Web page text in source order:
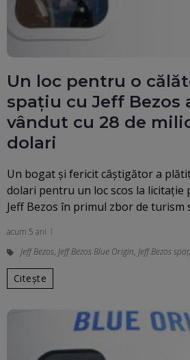
Un loc pentru o
spaţiu cu Jeff Bezos
vândut cu 28 de
dolari
Un bogat şi fericit câştigător a
dolari pentru un loc scos la licitaţie
Jeff Bezos în primul zbor de turism
acum 5 ani
Jeff Bezos, Jeff Bezos Blue Origin, Jeff Bezos
Citește